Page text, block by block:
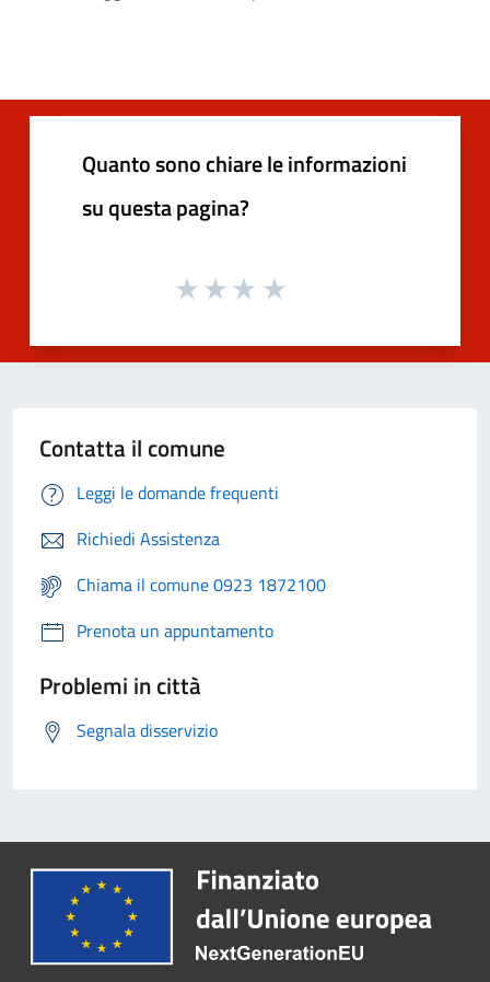
Quanto sono chiare le informazioni
su questa pagina?
Contatta il comune
Leggi le domande frequenti
Richiedi Assistenza
Chiama il comune 0923 1872100
Prenota un appuntamento
Problemi in città
Segnala disservizio